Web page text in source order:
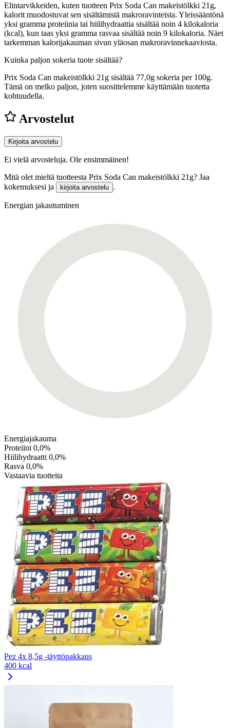
Elintarvikkeiden, kuten tuotteen Prix Soda Can makeistölkki 21g,
kalorit muodostuvat sen sisältämistä makroravinteista. Yleissääntönä
yksi gramma proteiinia tai hiilihydraattia sisältää noin 4 kilokaloria
(kcal), kun taas yksi gramma rasvaa sisältää noin 9 kilokaloria. Näet
tarkemman kalorijakauman sivun yläosan makroravinnekaaviosta.
Kuinka paljon sokeria tuote sisältää?
Prix Soda Can makeistölkki 21g sisältää 77,0g sokeria per 100g.
Tämä on melko paljon, joten suosittelemme käyttämään tuotetta
kohtuudella.
Arvostelut
Kirjoita arvostelu
Ei vielä arvosteluja. Ole ensimmäinen!
Mitä olet mieltä tuotteesta Prix Soda Can makeistölkki 21g? Jaa
kokemuksesi ja
kirjoita arvostelu .
Energian jakautuminen
Energiajakauma
Proteiini 0,0%
Hiilihydraatti 0,0%
Rasva 0,0%
Vastaavia tuotteita
Pez 4x 8,5g -täyttöpakkaus
400 kcal